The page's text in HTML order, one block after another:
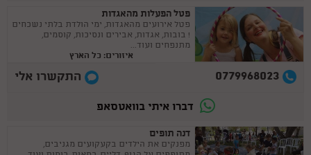
פטל הפעלות מהאגדות
פטל אירועים מהאגדות, ימי הולדת בלתי נשכחים
! בובות, אגדות, אבירים ונסיכות, קוסמים,
מתנפחים ועוד...
איזורים: כל הארץ
0779968023 התקשרו אלי
דברו איתי בוואטסאפ
דנה תופים
מפנקים את הילדים בקעקועים מגניבים,